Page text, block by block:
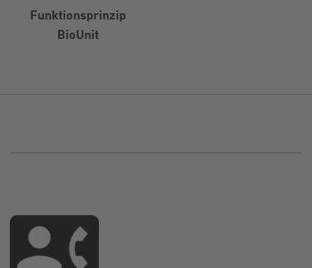
Funktionsprinzip
BioUnit